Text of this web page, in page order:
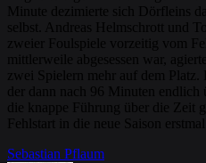
Minute dezimierte sich Dörfleins
selbst. Andreas Helmschrott und
zweier Foulspiele vorzeitig vom
mittlerweile abgesessen war,
zwei Spielern mehr auf dem
der dann nach 96 Minuten endlich
die knappe Führung über die Zeit
Fehlstart in die neue Saison erstmal
Sebastian Pflaum